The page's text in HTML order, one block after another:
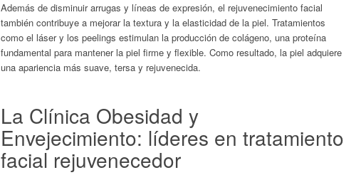
Además de disminuir arrugas y líneas de expresión, el rejuvenecimiento facial
también contribuye a mejorar la textura y la elasticidad de la piel. Tratamientos
como el láser y los peelings estimulan la producción de colágeno, una proteína
fundamental para mantener la piel firme y flexible. Como resultado, la piel adquiere
una apariencia más suave, tersa y rejuvenecida.
La Clínica Obesidad y
Envejecimiento: líderes en tratamiento
facial rejuvenecedor